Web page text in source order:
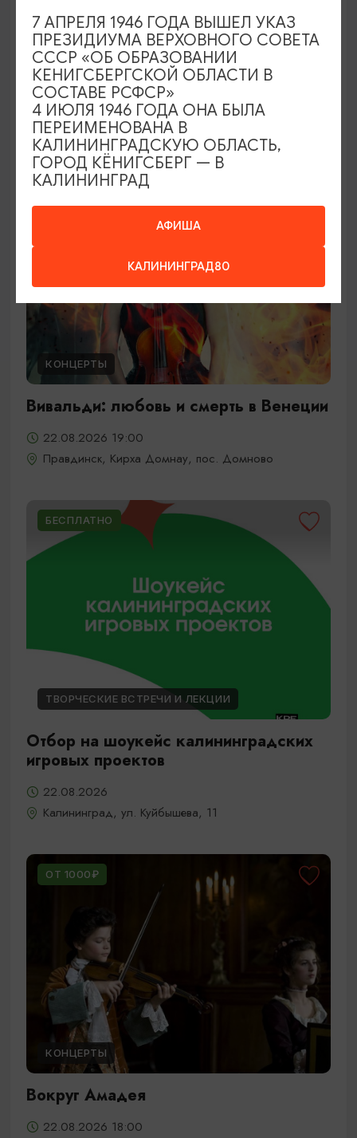
Концерт органной музыки: от Баха до
Queen («Квин»)
21.08.2026 - 26.08.2026, 19:00
Калининград, Калининградская областная
филармония им. Е.Ф. Светланова
ОТ 2500₽
КОНЦЕРТЫ
Вивальди: любовь и смерть в Венеции
22.08.2026 19:00
Правдинск, Кирха Домнау, пос. Домново
БЕСПЛАТНО
ТВОРЧЕСКИЕ ВСТРЕЧИ И ЛЕКЦИИ
Отбор на шоукейс калининградских
игровых проектов
22.08.2026
Калининград, ул. Куйбышева, 11
ОТ 1000₽
КОНЦЕРТЫ
Вокруг Амадея
22.08.2026 18:00
АФИША
КАЛИНИНГРАД80
7 АПРЕЛЯ 1946 ГОДА ВЫШЕЛ УКАЗ
ПРЕЗИДИУМА ВЕРХОВНОГО СОВЕТА
СССР «ОБ ОБРАЗОВАНИИ
КЕНИГСБЕРГСКОЙ ОБЛАСТИ В
СОСТАВЕ РСФСР»
4 ИЮЛЯ 1946 ГОДА ОНА БЫЛА
ПЕРЕИМЕНОВАНА В
КАЛИНИНГРАДСКУЮ ОБЛАСТЬ,
ГОРОД КЁНИГСБЕРГ — В
КАЛИНИНГРАД